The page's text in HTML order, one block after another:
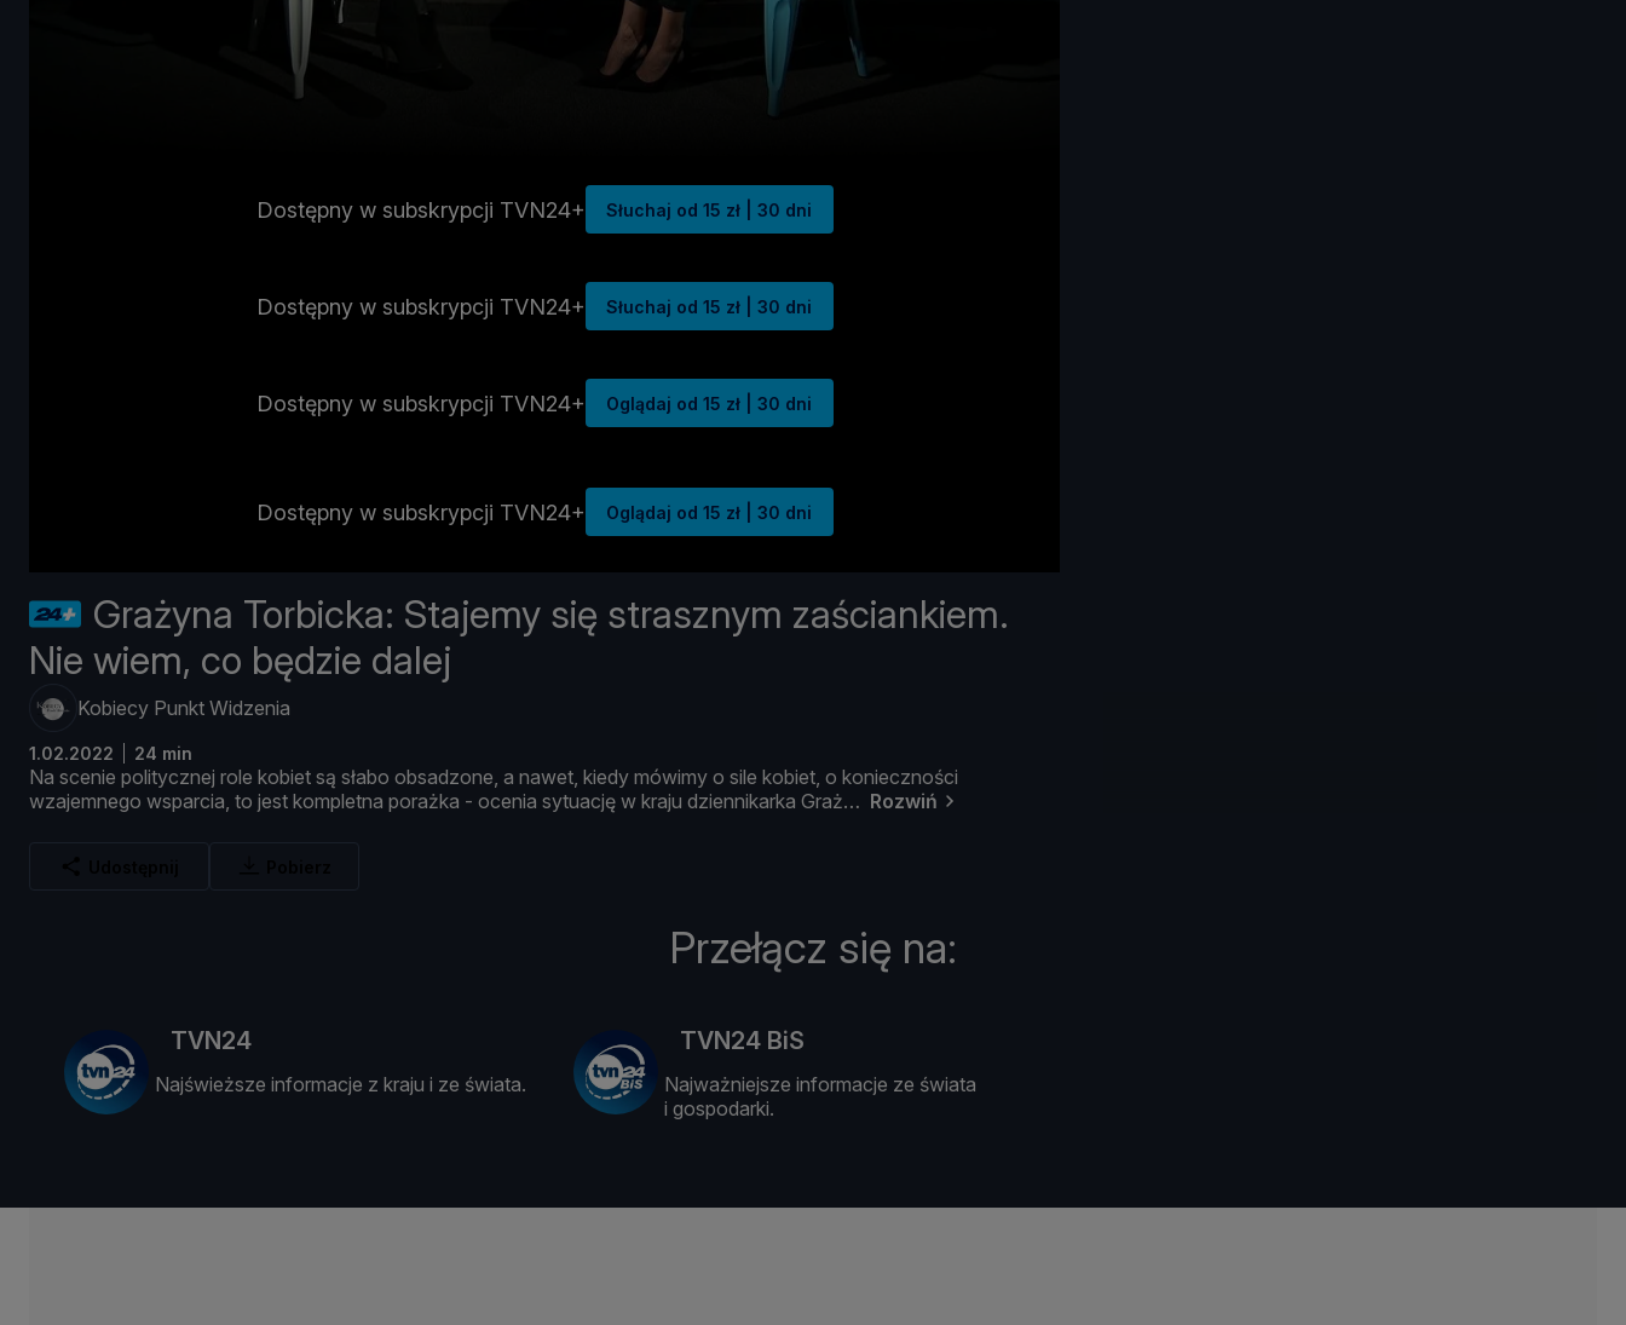
Dostępny w subskrypcji TVN24+ Słuchaj od 15 zł | 30 dni
Dostępny w subskrypcji TVN24+ Słuchaj od 15 zł | 30 dni
Dostępny w subskrypcji TVN24+ Oglądaj od 15 zł | 30 dni
Dostępny w subskrypcji TVN24+ Oglądaj od 15 zł | 30 dni
Grażyna Torbicka: Stajemy się strasznym zaściankiem.
Nie wiem, co będzie dalej
Kobiecy Punkt Widzenia
1.02.2022 24 min
Na scenie politycznej role kobiet są słabo obsadzone, a nawet, kiedy mówimy o sile kobiet, o konieczności
wzajemnego wsparcia, to jest kompletna porażka - ocenia sytuację w kraju dziennikarka Graż Rozwiń
Przełącz się na:
TVN24
Najświeższe informacje z kraju i ze świata.
TVN24 BiS
Najważniejsze informacje ze świata
i gospodarki.